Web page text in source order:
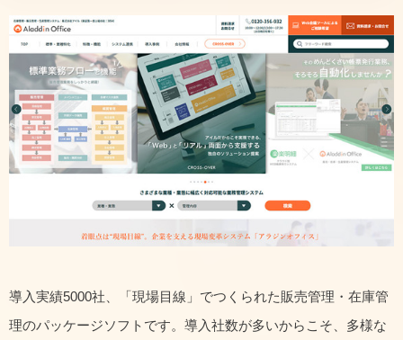
導入実績5000社、「現場目線」でつくられた販売管理・在庫管
理のパッケージソフトです。導入社数が多いからこそ、多様な